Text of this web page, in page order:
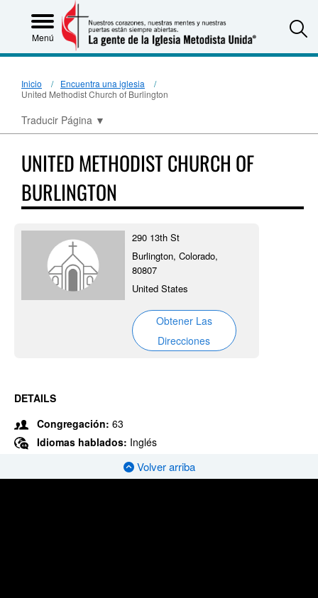
Menú
Inicio
Encuentra una iglesia
United Methodist Church of Burlington
Traducir Página ▼
UNITED METHODIST CHURCH OF
BURLINGTON
290 13th St
Burlington, Colorado,
80807
United States
Obtener Las
Direcciones
DETAILS
Congregación: 63
Idiomas hablados: Inglés
Volver arriba